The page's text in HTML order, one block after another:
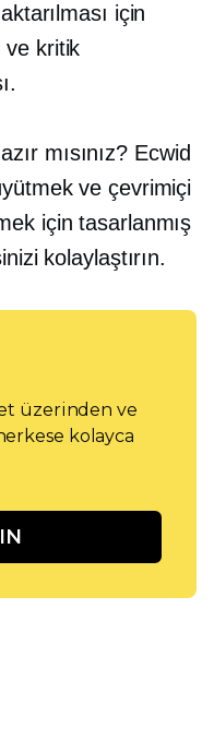
için
ve kritik
mısınız? Ecwid
ve çevrimiçi
için tasarlanmış
kolaylaştırın.
üzerinden ve
kolayca